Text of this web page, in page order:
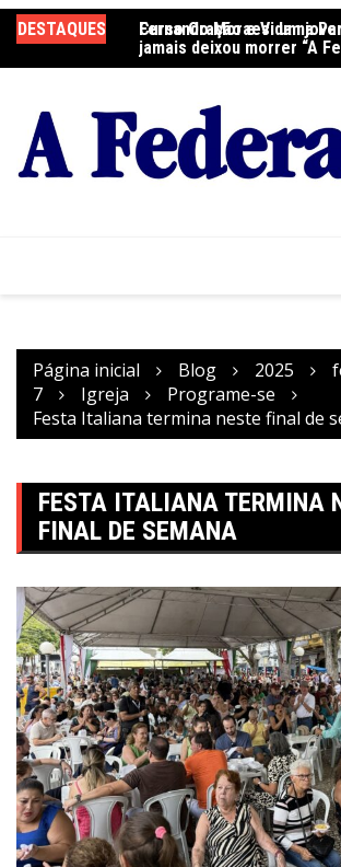
para
o
DESTAQUES
Fernando Moraes: um
jamais deixou morrer “A
Curso Oração e Vida na
Página inicial Blog 2025
7
Igreja
Programe-se
Festa Italiana termina neste final de
FESTA ITALIANA TERMINA
FINAL DE SEMANA